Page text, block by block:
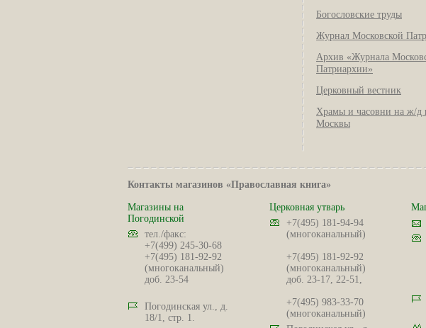
Богословские труды
Журнал Московской
Архив «Журнала
Патриархии»
Церковный вестник
Храмы и часовни на ж/д
Москвы
Контакты магазинов «Православная книга»
Магазины на
Погодинской
тел./факс:
+7(499) 245-30-68
+7(495) 181-92-92
(многоканальный)
доб. 23-54
Погодинская ул., д.
18/1, стр. 1.
Церковная утварь
+7(495) 181-94-94
(многоканальный)
+7(495) 181-92-92
(многоканальный)
доб. 23-17, 22-51,
+7(495) 983-33-70
(многоканальный)